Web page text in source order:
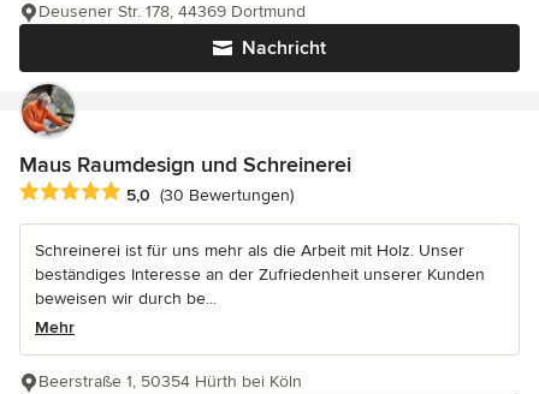
Nachricht
Deusener Str. 178, 44369 Dortmund
Maus Raumdesign und Schreinerei
Durchschnittliche Bewertung: 5 von 5 Sternen
5,0 (30 Bewertungen)
Schreinerei ist für uns mehr als die Arbeit mit Holz. Unser
beständiges Interesse an der Zufriedenheit unserer Kunden
beweisen wir durch be...
Mehr
Beerstraße 1, 50354 Hürth bei Köln